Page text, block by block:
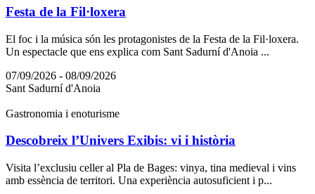
Festa de la Fil·loxera
El foc i la música són les protagonistes de la Festa de la Fil·loxera.
Un espectacle que ens explica com Sant Sadurní d'Anoia ...
07/09/2026 - 08/09/2026
Sant Sadurní d'Anoia
Gastronomia i enoturisme
Descobreix l’Univers Exibis: vi i història
Visita l’exclusiu celler al Pla de Bages: vinya, tina medieval i vins
amb essència de territori. Una experiència autosuficient i p...